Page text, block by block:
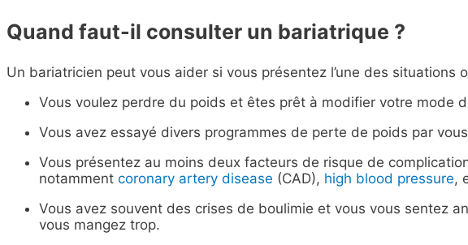
Quand faut-il consulter un bariatrique ?
Un bariatricien peut vous aider si vous présentez l’une des situations
Vous voulez perdre du poids et êtes prêt à modifier votre mode
Vous avez essayé divers programmes de perte de poids par
Vous présentez au moins deux facteurs de risque de
notamment coronary artery disease (CAD), high blood pressure,
Vous avez souvent des crises de boulimie et vous vous sentez
vous mangez trop.